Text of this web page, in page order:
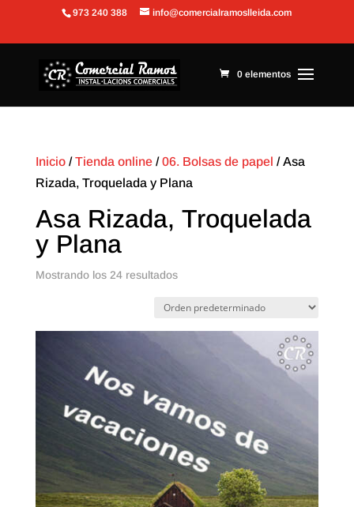
Abrir barra de herramientas
973 240 388 info@comercialramoslleida.com
0 elementos
Inicio/Tienda online/06. Bolsas de papel / Asa
Rizada, Troquelada y Plana
Asa Rizada, Troquelada
y Plana
Mostrando los 24 resultados